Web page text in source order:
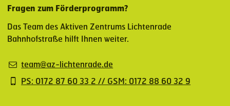
Fragen zum Förderprogramm?
Das Team des Aktiven Zentrums Lichtenrade
Bahnhofstraße hilft Ihnen weiter.
team@az-lichtenrade.de
PS: 0172 87 60 33 2 // GSM: 0172 88 60 32 9